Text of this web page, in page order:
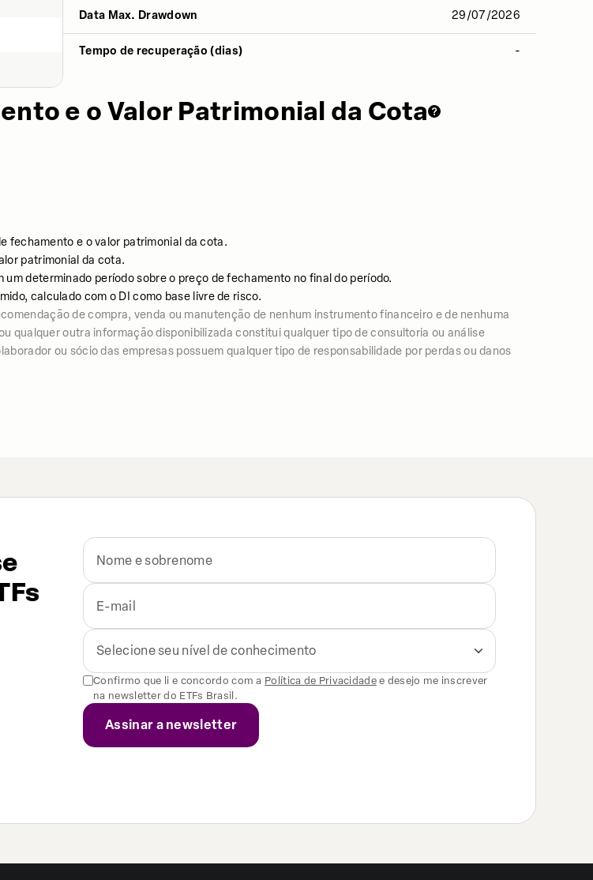
Data Max. Drawdown 29/07/2026
Tempo de recuperação (dias) -
e o Valor Patrimonial da Cota
fechamento e o valor patrimonial da cota.
patrimonial da cota.
determinado período sobre o preço de fechamento no final do período.
calculado com o DI como base livre de risco.
de compra, venda ou manutenção de nenhum instrumento financeiro e de nenhuma
qualquer outra informação disponibilizada constitui qualquer tipo de consultoria ou análise
ou sócio das empresas possuem qualquer tipo de responsabilidade por perdas ou danos
Selecione seu nível de conhecimento
Confirmo que li e concordo com a Política de Privacidade e desejo me inscrever
na newsletter do ETFs Brasil.